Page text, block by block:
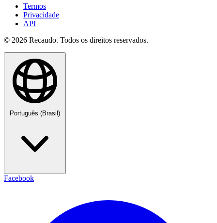
Termos
Privacidade
API
© 2026 Recaudo. Todos os direitos reservados.
Português (Brasil)
Facebook